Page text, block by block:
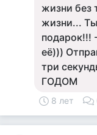
жизни без
жизни...
подарок!!!
её)))
три
ГОДОМ
8 лет